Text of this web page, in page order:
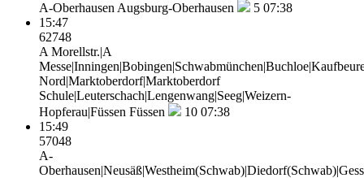
A-Oberhausen Augsburg-Oberhausen 5 07:38
15:47
62748
A Morellstr.|A
Nord|Marktoberdorf|Marktoberdorf
Schule|Leuterschach|Lengenwang|Seeg|Weizern-
Hopferau|Füssen Füssen 10 07:38
15:49
57048
A-